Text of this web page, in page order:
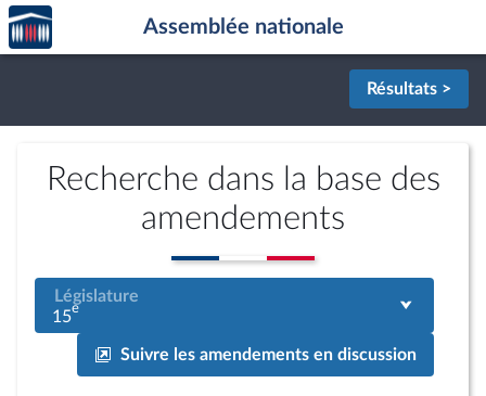
Aller au contenu
Aller en bas de la page
Accèder
à la
page
Assemblée nationale
Résultats >
Recherche dans la base des
amendements
Législature
15e
Suivre les amendements en discussion